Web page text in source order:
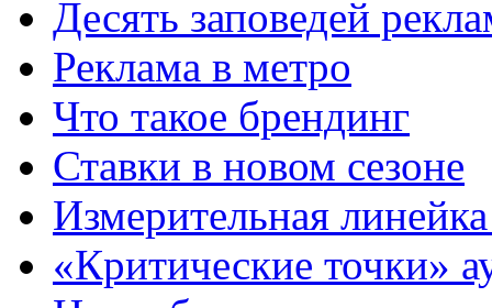
Десять заповедей
Реклама в метро
Что такое брендинг
Ставки в новом сезоне
Измерительная
«Критические точки»